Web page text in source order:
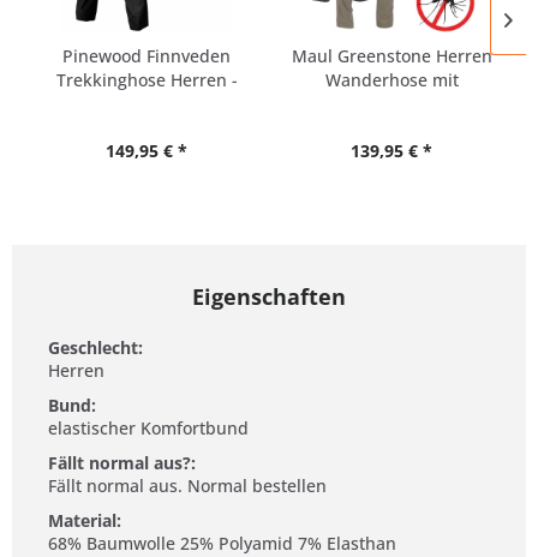
Pinewood Finnveden
Trekkinghose Herren -
149,95 € *
Maul Greenstone Herren
Wanderhose mit
139,95 € *
Eigenschaften
Geschlecht:
Herren
Bund:
elastischer Komfortbund
Fällt normal aus?:
Fällt normal aus. Normal bestellen
Material:
68% Baumwolle 25% Polyamid 7% Elasthan